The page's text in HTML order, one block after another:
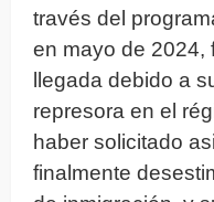
través del
en mayo de 2024,
llegada debido a
represora en el
haber solicitado
finalmente